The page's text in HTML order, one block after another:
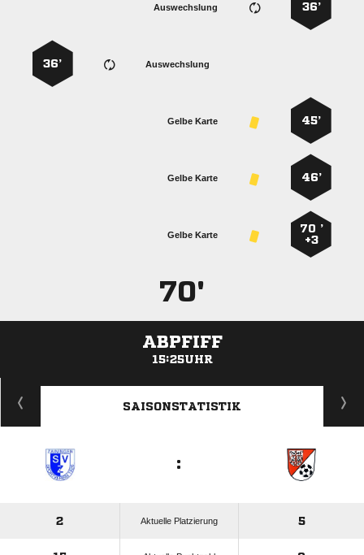
36’
Auswechslung
Auswechslung
36’
45’
Gelbe Karte
46’
Gelbe Karte
70 ’
+3
Gelbe Karte
70'
ABPFIFF
15:25UHR
ANZEIGE
SAISONSTATISTIK
:
2 Aktuelle Platzierung 5